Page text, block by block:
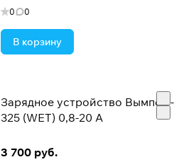
0 0
В корзину
Зарядное устройство Вымпел -
325 (WET) 0,8-20 А
3 700 руб.